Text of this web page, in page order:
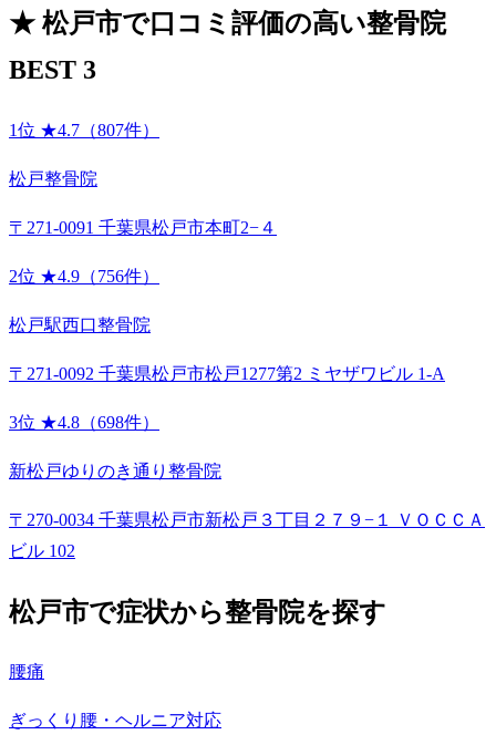
★松戸市で口コミ評価の高い整骨院
BEST 3
1位 ★4.7（807件）
松戸整骨院
〒271-0091 千葉県松戸市本町2−４
2位 ★4.9（756件）
松戸駅西口整骨院
〒271-0092 千葉県松戸市松戸1277第2 ミヤザワビル 1-A
3位 ★4.8（698件）
新松戸ゆりのき通り整骨院
〒270-0034 千葉県松戸市新松戸３丁目２７９−１ ＶＯＣＣＡ
ビル 102
松戸市で症状から整骨院を探す
腰痛
ぎっくり腰・ヘルニア対応